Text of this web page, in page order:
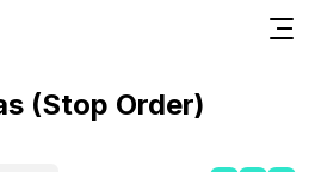
(Stop Order)